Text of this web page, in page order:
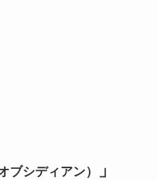
オブシディアン）
」